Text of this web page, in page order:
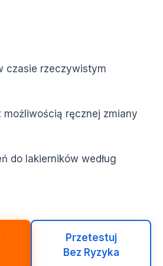
czasie rzeczywistym
możliwością ręcznej zmiany
do lakierników według
Przetestuj
Bez Ryzyka